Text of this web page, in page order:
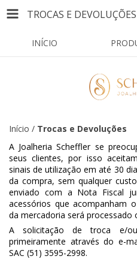
TROCAS E DEVOLUÇÕES
INÍCIO
Início / Trocas e Devoluções
A Joalheria Scheffler se
seus clientes, por isso
sinais de utilização em até 30
da compra, sem qualquer
enviado com a Nota Fiscal
acessórios que acompanham
da mercadoria será processado
A solicitação de troca e/
primeiramente através do e-
SAC (51) 3595-2998.